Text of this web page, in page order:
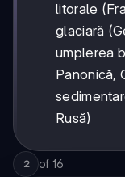
litorale
glaciară
umplerea
Panonică,
Rusă)
2 of 16